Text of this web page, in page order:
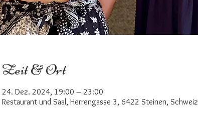
Zeit & Ort
24. Dez. 2024, 19:00 – 23:00
Restaurant und Saal, Herrengasse 3, 6422 Steinen, Schweiz